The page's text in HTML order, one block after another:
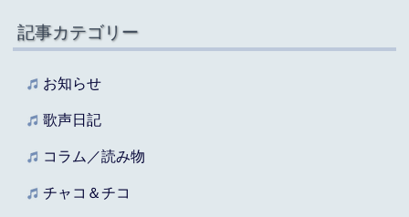
記事カテゴリー
お知らせ
歌声日記
コラム／読み物
チャコ＆チコ